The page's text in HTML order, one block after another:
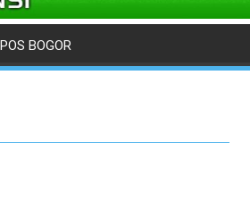
BOGOR